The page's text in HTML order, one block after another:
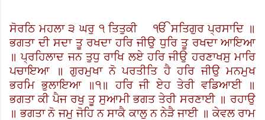
ਸੋਰਠਿ ਮਹਲਾ ੩ ਘਰੁ ੧ ਤਿਤੁਕੀ
ੴ ਸਤਿਗੁਰ ਪ੍ਰਸਾਦਿ ॥
ਭਗਤਾ ਦੀ ਸਦਾ ਤੂ ਰਖਦਾ ਹਰਿ ਜੀਉ ਧੁਰਿ ਤੂ ਰਖਦਾ ਆਇਆ
॥ ਪ੍ਰਹਿਲਾਦ ਜਨ ਤੁਧੁ ਰਾਖਿ ਲਏ ਹਰਿ ਜੀਉ ਹਰਣਾਖਸੁ ਮਾਰਿ
ਪਚਾਇਆ ॥ ਗੁਰਮੁਖਾ ਨੋ ਪਰਤੀਤਿ ਹੈ ਹਰਿ ਜੀਉ ਮਨਮੁਖ
ਭਰਮਿ ਭੁਲਾਇਆ ॥੧॥ ਹਰਿ ਜੀ ਏਹ ਤੇਰੀ ਵਡਿਆਈ ॥
ਭਗਤਾ ਕੀ ਪੈਜ ਰਖੁ ਤੂ ਸੁਆਮੀ ਭਗਤ ਤੇਰੀ ਸਰਣਾਈ ॥ ਰਹਾਉ
॥ ਭਗਤਾ ਨੋ ਜਮੁ ਜੋਹਿ ਨ ਸਾਕੈ ਕਾਲੁ ਨ ਨੇੜੈ ਜਾਈ ॥ ਕੇਵਲ ਰਾਮ